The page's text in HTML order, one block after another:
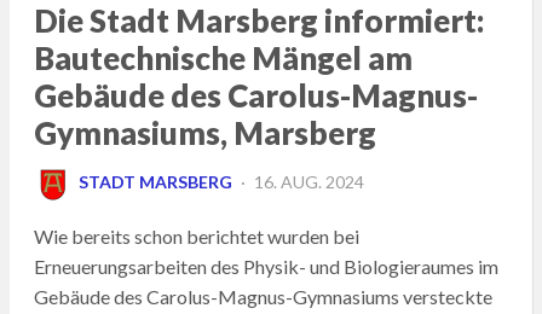
Die Stadt Marsberg informiert:
Bautechnische Mängel am
Gebäude des Carolus-Magnus-
Gymnasiums, Marsberg
STADT MARSBERG
POSTED
16. AUG. 2024
Wie bereits schon berichtet wurden bei
Erneuerungsarbeiten des Physik- und Biologieraumes im
Gebäude des Carolus-Magnus-Gymnasiums versteckte